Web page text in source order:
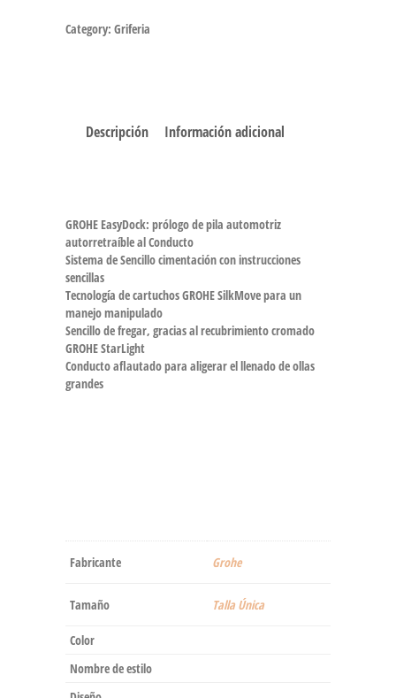
Category: Griferia
Descripción Información adicional
GROHE EasyDock: prólogo de pila automotriz
autorretraíble al Conducto
Sistema de Sencillo cimentación con instrucciones
sencillas
Tecnología de cartuchos GROHE SilkMove para un
manejo manipulado
Sencillo de fregar, gracias al recubrimiento cromado
GROHE StarLight
Conducto aflautado para aligerar el llenado de ollas
grandes
Fabricante ‎Grohe
Tamaño ‎Talla Única
Color
Nombre de estilo